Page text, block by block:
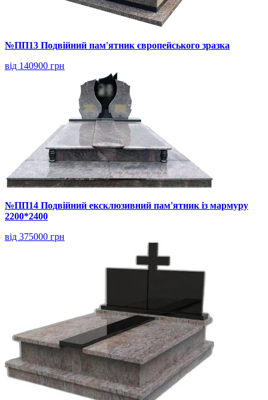
№ПП13 Подвійний пам'ятник європейського зразка
від 140900 грн
№ПП14 Подвійний ексклюзивний пам'ятник із мармуру
2200*2400
від 375000 грн